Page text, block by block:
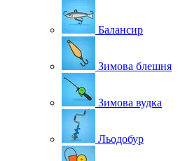
Балансир
Зимова блешня
Зимова вудка
Льодобур